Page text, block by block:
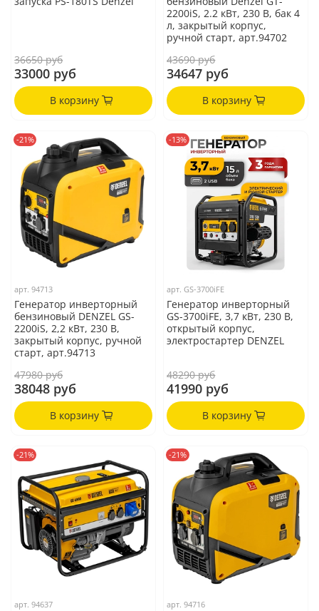
36650 руб
33000 руб
В корзину
2200iS, 2.2 кВт, 230 В, бак 4
л, закрытый корпус,
ручной старт, арт.94702
43690 руб
34647 руб
В корзину
-21%
арт.94713
Генератор инверторный
бензиновый DENZEL GS-
2200iS, 2,2 кВт, 230 В,
закрытый корпус, ручной
старт, арт.94713
47980 руб
38048 руб
В корзину
-13%
арт.GS-3700iFE
Генератор инверторный
GS-3700iFE, 3,7 кВт, 230 В,
открытый корпус,
электростартер DENZEL
48290 руб
41990 руб
В корзину
-21%
арт.94637
-21%
арт.94716